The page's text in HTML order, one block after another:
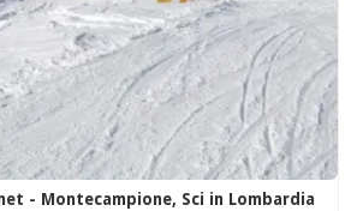
- Montecampione, Sci in Lombardia